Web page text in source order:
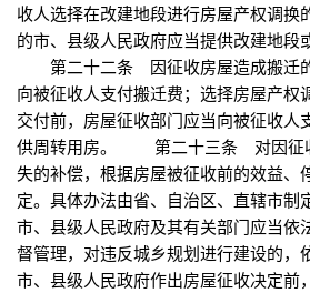
收人选择在改建地段进行房屋产权调换
的市、县级人民政府应当提供改建地段
第二十二条 因征收房屋造成搬迁
向被征收人支付搬迁费；选择房屋产权
交付前，房屋征收部门应当向被征收人
供周转用房。 第二十三条 对因征
失的补偿，根据房屋被征收前的效益、
定。具体办法由省、自治区、直辖
市、县级人民政府及其有关部门应当依
督管理，对违反城乡规划进行建设的
市、县级人民政府作出房屋征收决定前